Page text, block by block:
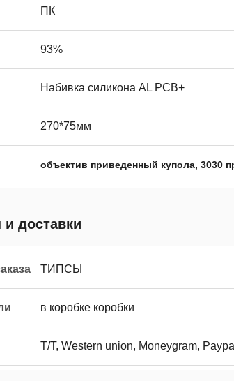
ПК
93%
Набивка силикона AL PCB+
270*75мм
объектив приведенный купола, 3030
доставки
ТИПСЫ
в коробке коробки
T/T, Western union, Moneygram, Paypal